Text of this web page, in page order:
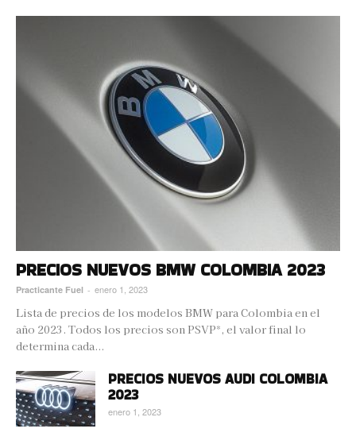
PRECIOS NUEVOS BMW COLOMBIA 2023
Practicante Fuel - enero 1, 2023
Lista de precios de los modelos BMW para Colombia en el
año 2023. Todos los precios son PSVP*, el valor final lo
determina cada...
PRECIOS NUEVOS AUDI COLOMBIA
2023
enero 1, 2023